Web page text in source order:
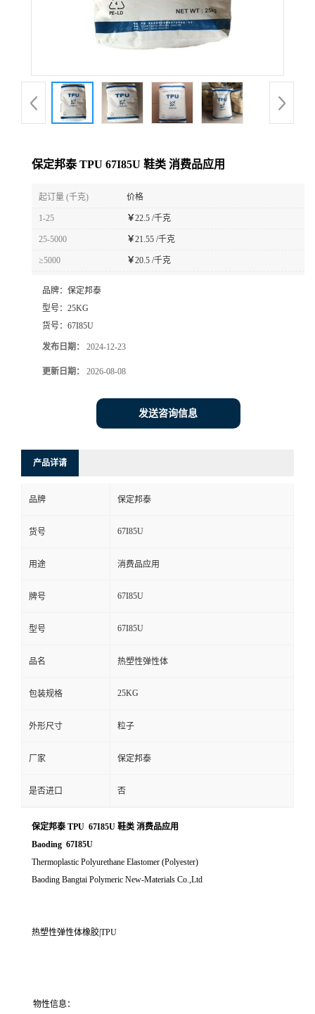
保定邦泰 TPU 67I85U 鞋类 消费品应用
起订量 (千克) 价格
1-25 ￥22.5 /千克
25-5000 ￥21.55 /千克
≥5000 ￥20.5 /千克
品牌： 保定邦泰
型号： 25KG
货号： 67I85U
发布日期： 2024-12-23
更新日期： 2026-08-08
发送咨询信息
产品详请
品牌 保定邦泰
货号 67I85U
用途 消费品应用
牌号 67I85U
型号 67I85U
品名 热塑性弹性体
包装规格 25KG
外形尺寸 粒子
厂家 保定邦泰
是否进口 否
保定邦泰 TPU 67I85U 鞋类 消费品应用
Baoding 67I85U
Thermoplastic Polyurethane Elastomer (Polyester)
Baoding Bangtai Polymeric New-Materials Co.,Ltd
热塑性弹性体橡胶|TPU
物性信息：